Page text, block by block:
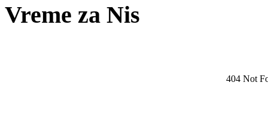
Vreme za Nis
404 Not